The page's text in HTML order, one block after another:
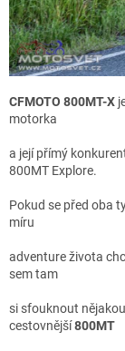
CFMOTO 800MT-X
motorka
a její přímý
800MT Explore.
Pokud se před oba
míru
adventure života
sem tam
si sfouknout
cestovnější800MT